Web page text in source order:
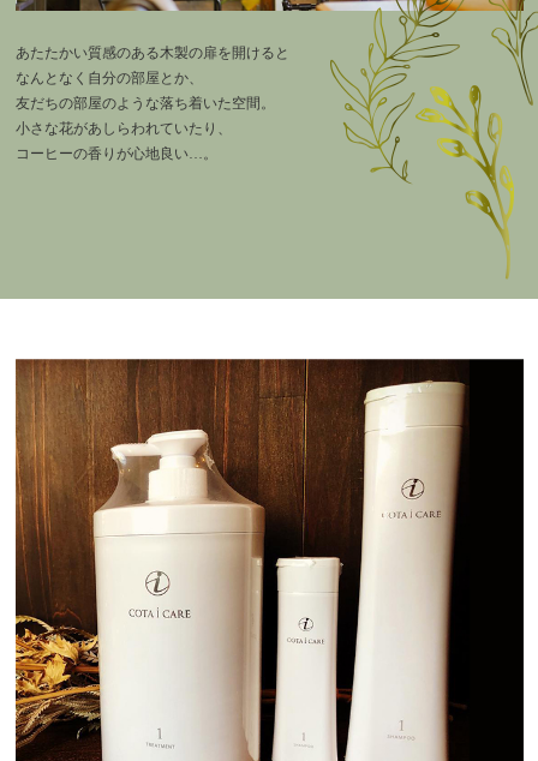
あたたかい質感のある木製の扉を開けると
なんとなく自分の部屋とか、
友だちの部屋のような落ち着いた空間。
小さな花があしらわれていたり、
コーヒーの香りが心地良い…。